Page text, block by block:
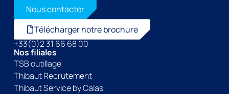
Nous contacter
Télécharger notre brochure
+33(0)2 31 66 68 00
Nos filiales
TSB outillage
Thibaut Recrutement
Thibaut Service by Calas